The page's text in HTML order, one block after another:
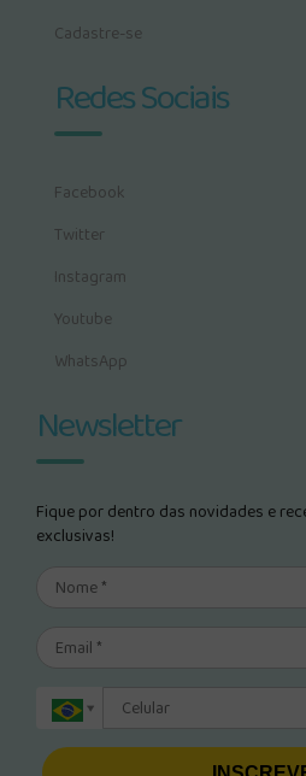
Cadastre-se
Redes Sociais
Facebook
Twitter
Instagram
Youtube
WhatsApp
Newsletter
Fique por dentro das novidades e
exclusivas!